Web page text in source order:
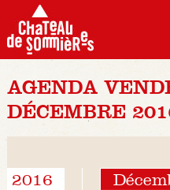
AGENDA
DÉCEMBRE
2016